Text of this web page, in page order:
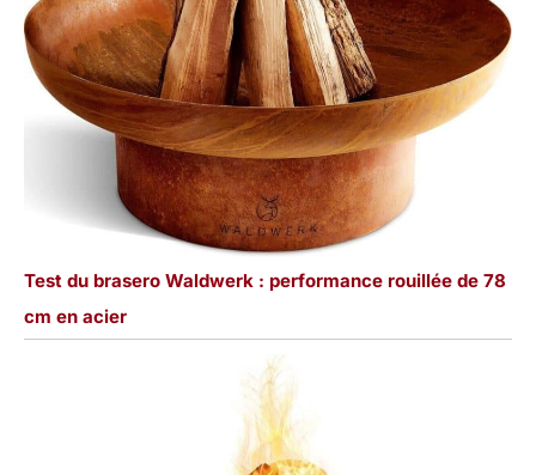
Test du brasero Waldwerk : performance rouillée de 78
cm en acier